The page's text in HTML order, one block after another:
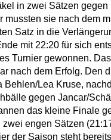
in zwei Sätzen
mussten sie nach dem
Satz in die
mit 22:20 für sich
Turnier gewonnen.
nach dem Erfolg. Den
Behlen/Lea Kruse,
gegen Jancar/
das kleine Finale
zwei engen Sätzen
der Saison steht